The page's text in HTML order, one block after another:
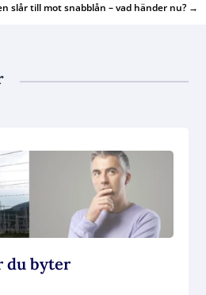
slår till mot snabblån – vad händer nu? →
du byter